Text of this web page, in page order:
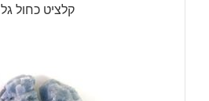
קלציט כחול